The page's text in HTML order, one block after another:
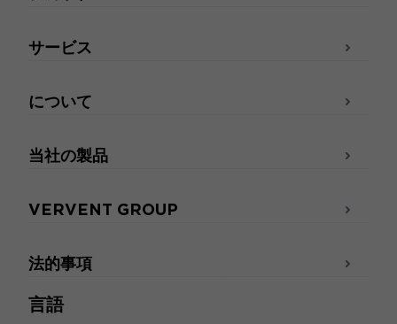
言語
サービス
について
当社の製品
VERVENT GROUP
法的事項